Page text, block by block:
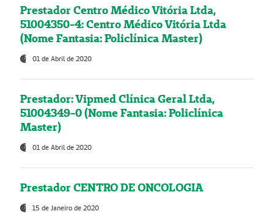
Prestador Centro Médico Vitória Ltda,
51004350-4: Centro Médico Vitória Ltda
(Nome Fantasia: Policlínica Master)
01 de Abril de 2020
Prestador: Vipmed Clínica Geral Ltda,
51004349-0 (Nome Fantasia: Policlínica
Master)
01 de Abril de 2020
Prestador CENTRO DE ONCOLOGIA
15 de Janeiro de 2020